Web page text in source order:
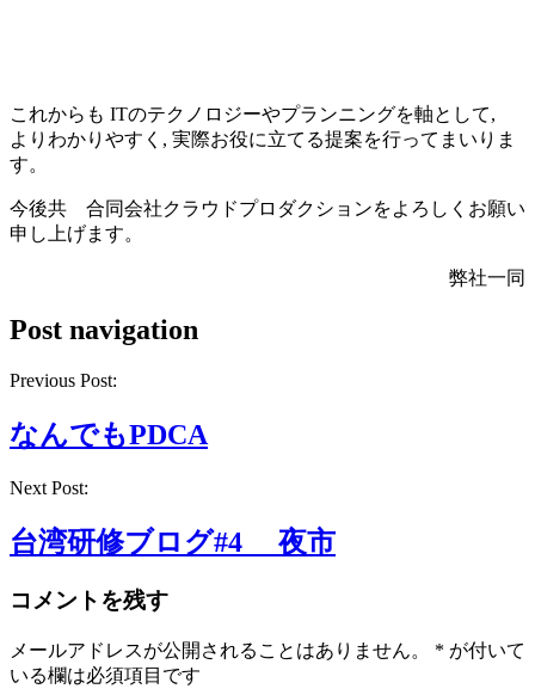
これからも ITのテクノロジーやプランニングを軸として,
よりわかりやすく, 実際お役に立てる提案を行ってまいりま
す。
今後共 合同会社クラウドプロダクションをよろしくお願い
申し上げます。
弊社一同
Post navigation
Previous Post:
なんでもPDCA
Next Post:
台湾研修ブログ#4 夜市
コメントを残す
メールアドレスが公開されることはありません。 * が付いて
いる欄は必須項目です